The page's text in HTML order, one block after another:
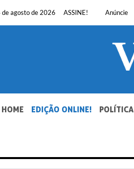
agosto de 2026 ASSINE! Anúncie
SUA VOZ. DESDE 1948.
HOME EDIÇÃO ONLINE! POLÍTICA